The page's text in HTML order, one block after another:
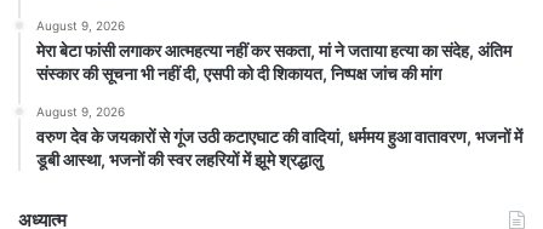
August 9, 2026
मेरा बेटा फांसी लगाकर आत्महत्या नहीं कर सकता, मां ने जताया हत्या का संदेह, अंतिम
संस्कार की सूचना भी नहीं दी, एसपी को दी शिकायत, निष्पक्ष जांच की मांग
August 9, 2026
वरुण देव के जयकारों से गूंज उठी कटाएघाट की वादियां, धर्ममय हुआ वातावरण, भजनों में
डूबी आस्था, भजनों की स्वर लहरियों में झूमे श्रद्धालु
अध्यात्म